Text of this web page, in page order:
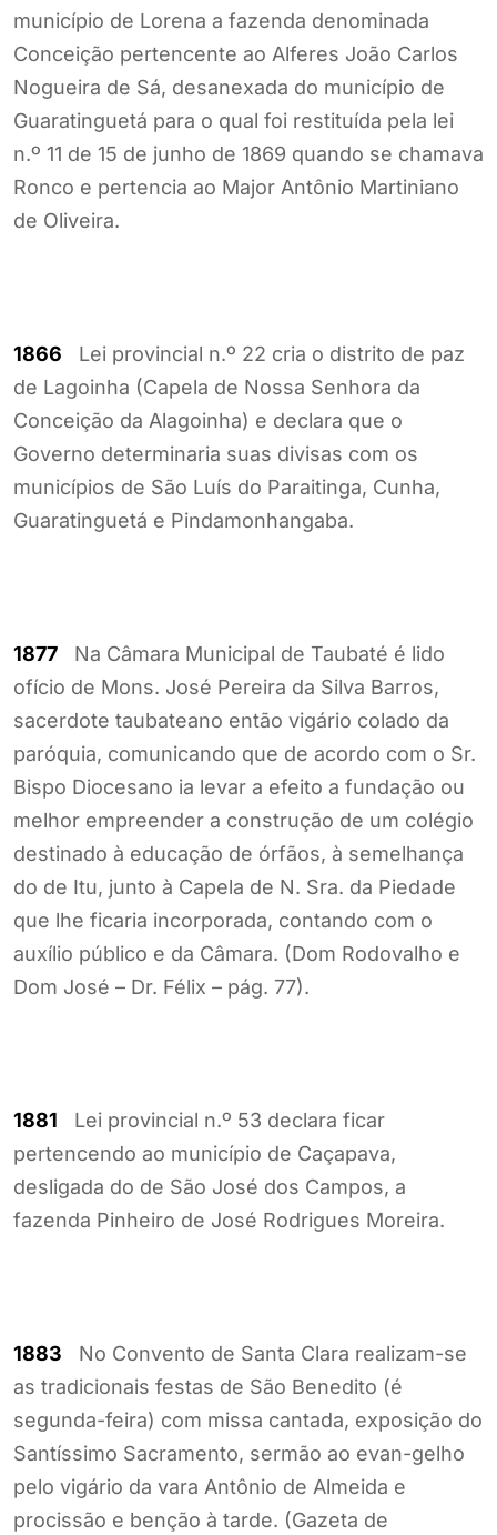
município de Lorena a fazenda denominada
Conceição pertencente ao Alferes João Carlos
Nogueira de Sá, desanexada do município de
Guaratinguetá para o qual foi restituída pela lei
n.º 11 de 15 de junho de 1869 quando se chamava
Ronco e pertencia ao Major Antônio Martiniano
de Oliveira.
1866 Lei provincial n.º 22 cria o distrito de paz
de Lagoinha (Capela de Nossa Senhora da
Conceição da Alagoinha) e declara que o
Governo determinaria suas divisas com os
municípios de São Luís do Paraitinga, Cunha,
Guaratinguetá e Pindamonhangaba.
1877 Na Câmara Municipal de Taubaté é lido
ofício de Mons. José Pereira da Silva Barros,
sacerdote taubateano então vigário colado da
paróquia, comunicando que de acordo com o Sr.
Bispo Diocesano ia levar a efeito a fundação ou
melhor empreender a construção de um colégio
destinado à educação de órfãos, à semelhança
do de Itu, junto à Capela de N. Sra. da Piedade
que lhe ficaria incorporada, contando com o
auxílio público e da Câmara. (Dom Rodovalho e
Dom José – Dr. Félix – pág. 77).
1881 Lei provincial n.º 53 declara ficar
pertencendo ao município de Caçapava,
desligada do de São José dos Campos, a
fazenda Pinheiro de José Rodrigues Moreira.
1883 No Convento de Santa Clara realizam-se
as tradicionais festas de São Benedito (é
segunda-feira) com missa cantada, exposição do
Santíssimo Sacramento, sermão ao evan-gelho
pelo vigário da vara Antônio de Almeida e
procissão e benção à tarde. (Gazeta de